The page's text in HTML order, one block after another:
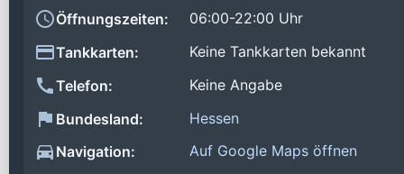
Öffnungszeiten:
06:00-22:00 Uhr
Tankkarten:
Keine Tankkarten bekannt
Telefon:
Keine Angabe
Bundesland:
Hessen
Navigation:
Auf Google Maps öffnen